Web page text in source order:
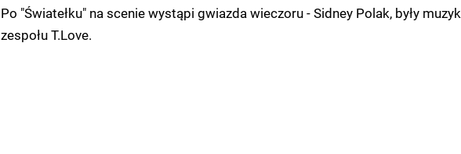
Po "Światełku" na scenie wystąpi gwiazda wieczoru - Sidney Polak, były muzyk
zespołu T.Love.